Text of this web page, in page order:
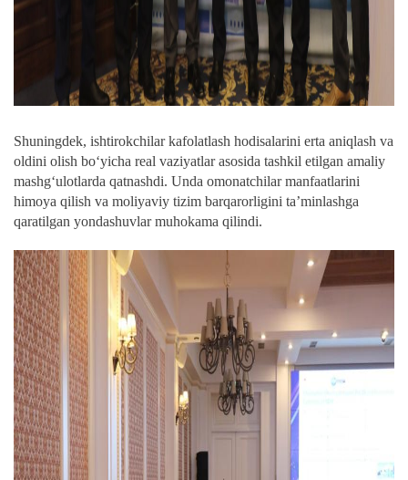
Shuningdek, ishtirokchilar kafolatlash hodisalarini erta aniqlash va
oldini olish bo‘yicha real vaziyatlar asosida tashkil etilgan amaliy
mashg‘ulotlarda qatnashdi. Unda omonatchilar manfaatlarini
himoya qilish va moliyaviy tizim barqarorligini ta’minlashga
qaratilgan yondashuvlar muhokama qilindi.